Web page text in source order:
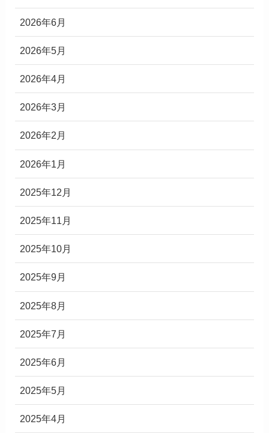
2026年6月
2026年5月
2026年4月
2026年3月
2026年2月
2026年1月
2025年12月
2025年11月
2025年10月
2025年9月
2025年8月
2025年7月
2025年6月
2025年5月
2025年4月